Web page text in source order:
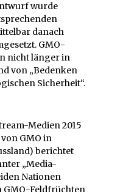
wurde
danach
GMO-
nicht länger in
von „Bedenken
Sicherheit“.
Medien 2015
GMO in
berichtet
„Media-
Nationen